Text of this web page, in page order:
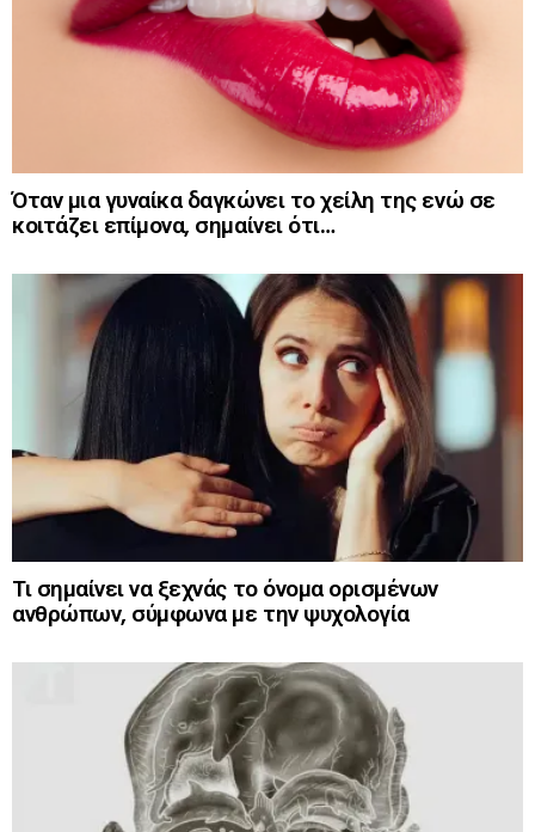
Όταν μια γυναίκα δαγκώνει το χείλη της ενώ σε
κοιτάζει επίμονα, σημαίνει ότι…
Τι σημαίνει να ξεχνάς το όνομα ορισμένων
ανθρώπων, σύμφωνα με την ψυχολογία